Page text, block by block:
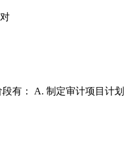
有： A. 制定审计项目计划